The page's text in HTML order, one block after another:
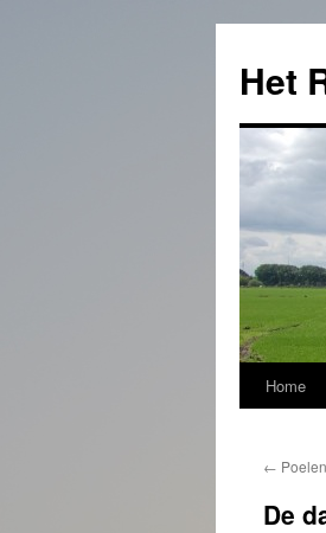
Het
Skip
content
Home
← Poelen
De